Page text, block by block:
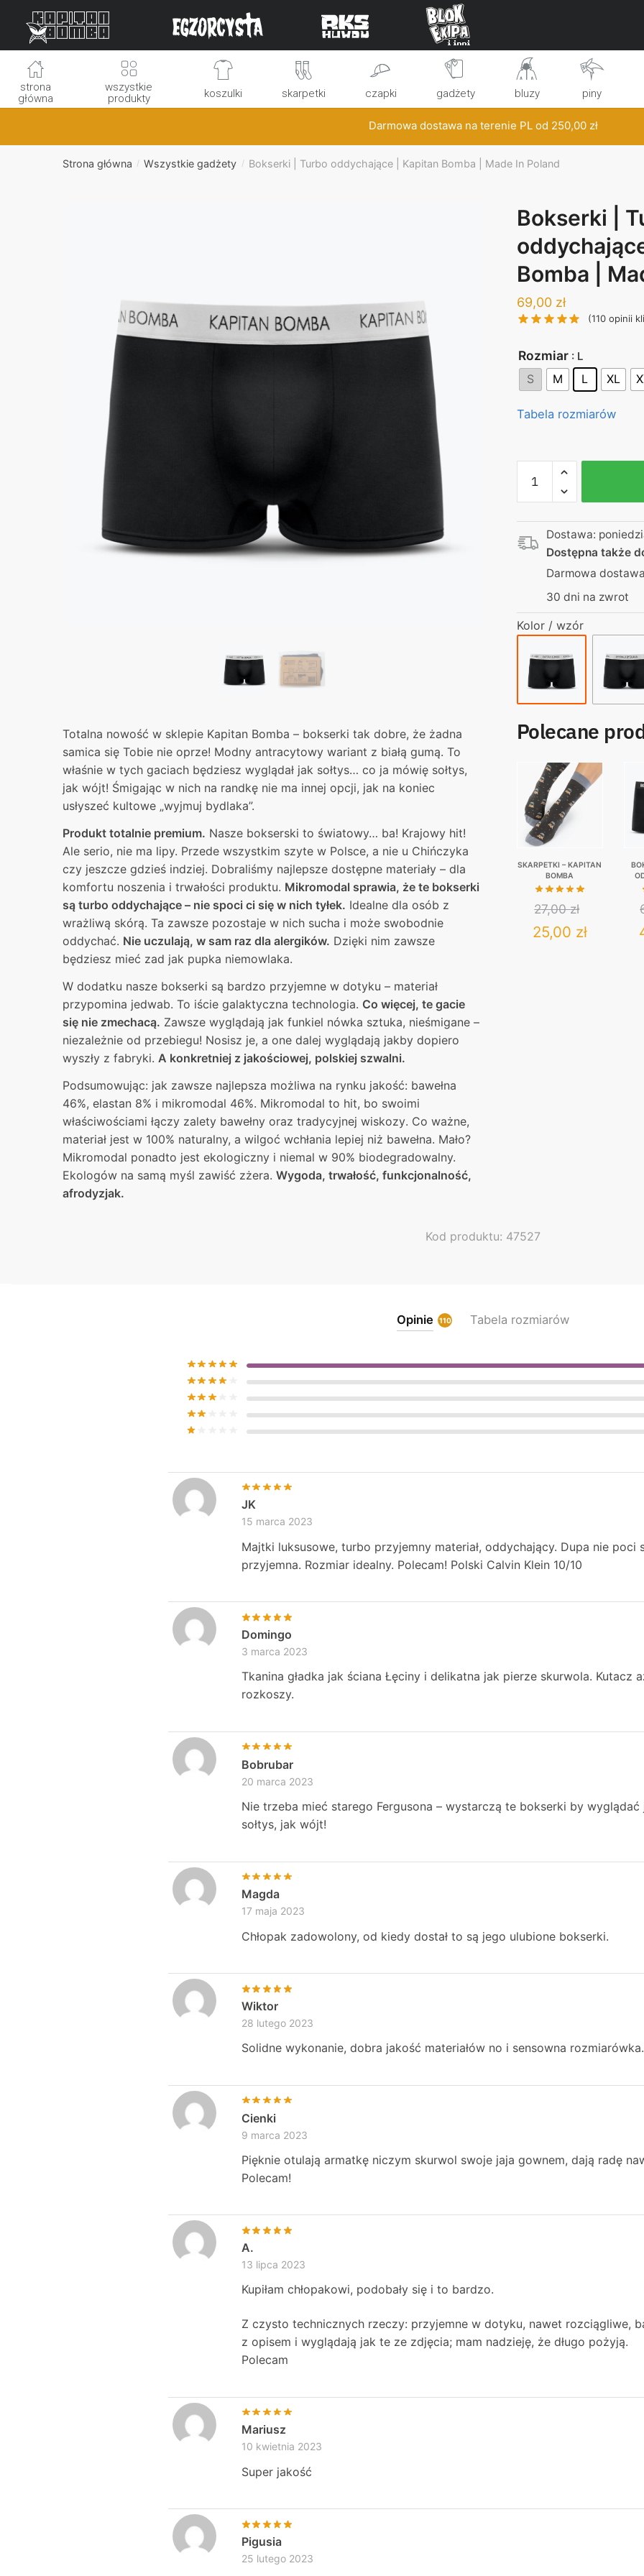
navigation
content
strona
główna
wszystkie
produkty
koszulki skarpetki czapki gadżety bluzy piny
Darmowa dostawa na terenie PL od 250,00 zł
Strona główna / Wszystkie gadżety / Bokserki | Turbo oddychające | Kapitan Bomba | Made In Poland
Totalna nowość w sklepie Kapitan Bomba – bokserki tak dobre, że żadna
samica się Tobie nie oprze! Modny antracytowy wariant z białą gumą. To
właśnie w tych gaciach będziesz wyglądał jak sołtys… co ja mówię sołtys,
jak wójt! Śmigając w nich na randkę nie ma innej opcji, jak na koniec
usłyszeć kultowe „wyjmuj bydlaka”.
Produkt totalnie premium. Nasze bokserski to światowy… ba! Krajowy hit!
Ale serio, nie ma lipy. Przede wszystkim szyte w Polsce, a nie u Chińczyka
czy jeszcze gdzieś indziej. Dobraliśmy najlepsze dostępne materiały – dla
komfortu noszenia i trwałości produktu. Mikromodal sprawia, że te bokserki
są turbo oddychające – nie spoci ci się w nich tyłek. Idealne dla osób z
wrażliwą skórą. Ta zawsze pozostaje w nich sucha i może swobodnie
oddychać. Nie uczulają, w sam raz dla alergików. Dzięki nim zawsze
będziesz mieć zad jak pupka niemowlaka.
W dodatku nasze bokserki są bardzo przyjemne w dotyku – materiał
przypomina jedwab. To iście galaktyczna technologia. Co więcej, te gacie
się nie zmechacą. Zawsze wyglądają jak funkiel nówka sztuka, nieśmigane –
niezależnie od przebiegu! Nosisz je, a one dalej wyglądają jakby dopiero
wyszły z fabryki. A konkretniej z jakościowej, polskiej szwalni.
Podsumowując: jak zawsze najlepsza możliwa na rynku jakość: bawełna
46%, elastan 8% i mikromodal 46%. Mikromodal to hit, bo swoimi
właściwościami łączy zalety bawełny oraz tradycyjnej wiskozy. Co ważne,
materiał jest w 100% naturalny, a wilgoć wchłania lepiej niż bawełna. Mało?
Mikromodal ponadto jest ekologiczny i niemal w 90% biodegradowalny.
Ekologów na samą myśl zawiść zżera.Wygoda, trwałość, funkcjonalność,
afrodyzjak.
Bokserki |
Bomba |
69,00 zł
(110 opinii
Rozmiar : L
S M L XL
Tabela rozmiarów
Bokserki
|
Turbo
oddychające
Kapitan
Bomba
|
Made
Poland
Dostawa:
Dostępna także
Darmowa
30 dni na zwrot
Kolor / wzór
Polecane
SKARPETKI – KAPITAN
BOMBA
27,00zł
Original
25,00 złCurrent
Kod produktu: 47527
Opinie 110 Tabela rozmiarów
JK
15 marca 2023
Majtki luksusowe, turbo przyjemny materiał, oddychający. Dupa nie poci
przyjemna. Rozmiar idealny. Polecam! Polski Calvin Klein 10/10
Domingo
3 marca 2023
Tkanina gładka jak ściana Łęciny i delikatna jak pierze skurwola. Kutacz
rozkoszy.
Bobrubar
20 marca 2023
Nie trzeba mieć starego Fergusona – wystarczą te bokserki by wyglądać
sołtys, jak wójt!
Magda
17 maja 2023
Chłopak zadowolony, od kiedy dostał to są jego ulubione bokserki.
Wiktor
28 lutego 2023
Solidne wykonanie, dobra jakość materiałów no i sensowna
Cienki
9 marca 2023
Pięknie otulają armatkę niczym skurwol swoje jaja gownem, dają radę
Polecam!
A.
13 lipca 2023
Kupiłam chłopakowi, podobały się i to bardzo.
Z czysto technicznych rzeczy: przyjemne w dotyku, nawet rozciągliwe,
z opisem i wyglądają jak te ze zdjęcia; mam nadzieję, że długo pożyją.
Polecam
Mariusz
10 kwietnia 2023
Super jakość
Pigusia
25 lutego 2023